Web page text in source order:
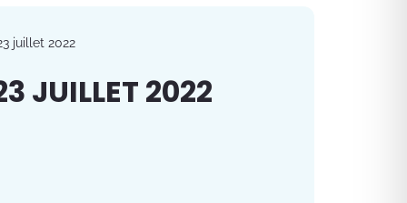
juillet 2022
JUILLET 2022